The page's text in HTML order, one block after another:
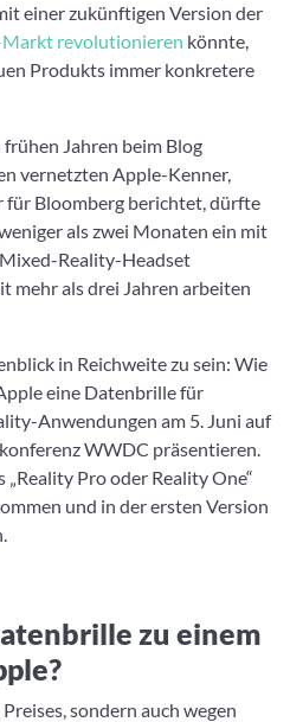
einer zukünftigen Version der
revolutionieren könnte,
Produkts immer konkretere
Jahren beim Blog
vernetzten Apple-Kenner,
für Bloomberg berichtet, dürfte
als zwei Monaten ein mit
Reality-Headset
mehr als drei Jahren arbeiten
in Reichweite zu sein: Wie
eine Datenbrille für
Anwendungen am 5. Juni auf
WWDC präsentieren.
Pro oder Reality One“
und in der ersten Version
zu einem
sondern auch wegen